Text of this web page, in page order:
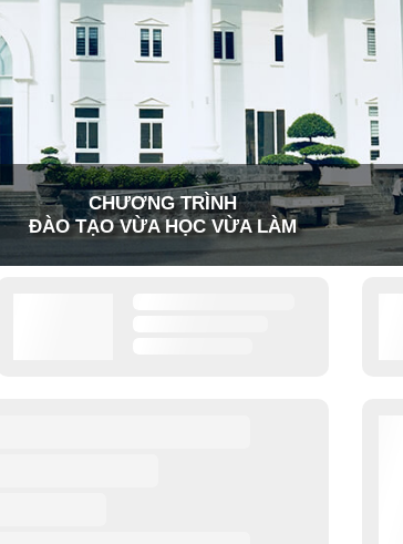
CHƯƠNG TRÌNH
ĐÀO TẠO VỪA HỌC VỪA LÀM